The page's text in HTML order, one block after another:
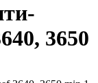
3650